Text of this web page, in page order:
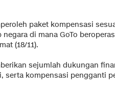
paket kompensasi
di mana GoTo
(18/11).
sejumlah dukungan
serta kompensasi pengganti